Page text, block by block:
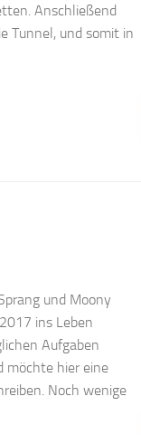
Anschließend
Tunnel, und somit in
und Moony
ins Leben
Aufgaben
möchte hier eine
Noch wenige